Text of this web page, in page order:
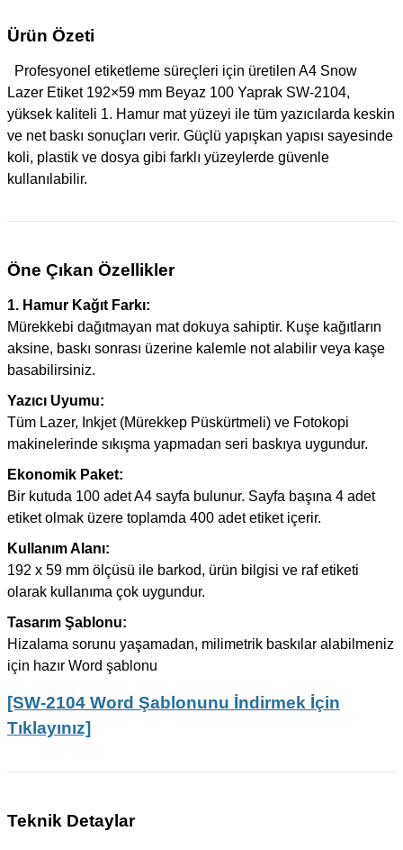
Ürün Özeti
Profesyonel etiketleme süreçleri için üretilen A4 Snow
Lazer Etiket 192×59 mm Beyaz 100 Yaprak SW-2104,
yüksek kaliteli 1. Hamur mat yüzeyi ile tüm yazıcılarda keskin
ve net baskı sonuçları verir. Güçlü yapışkan yapısı sayesinde
koli, plastik ve dosya gibi farklı yüzeylerde güvenle
kullanılabilir.
Öne Çıkan Özellikler
1. Hamur Kağıt Farkı:
Mürekkebi dağıtmayan mat dokuya sahiptir. Kuşe kağıtların
aksine, baskı sonrası üzerine kalemle not alabilir veya kaşe
basabilirsiniz.
Yazıcı Uyumu:
Tüm Lazer, Inkjet (Mürekkep Püskürtmeli) ve Fotokopi
makinelerinde sıkışma yapmadan seri baskıya uygundur.
Ekonomik Paket:
Bir kutuda 100 adet A4 sayfa bulunur. Sayfa başına 4 adet
etiket olmak üzere toplamda 400 adet etiket içerir.
Kullanım Alanı:
192 x 59 mm ölçüsü ile barkod, ürün bilgisi ve raf etiketi
olarak kullanıma çok uygundur.
Tasarım Şablonu:
Hizalama sorunu yaşamadan, milimetrik baskılar alabilmeniz
için hazır Word şablonu
[SW-2104 Word Şablonunu İndirmek İçin
Tıklayınız]
Teknik Detaylar